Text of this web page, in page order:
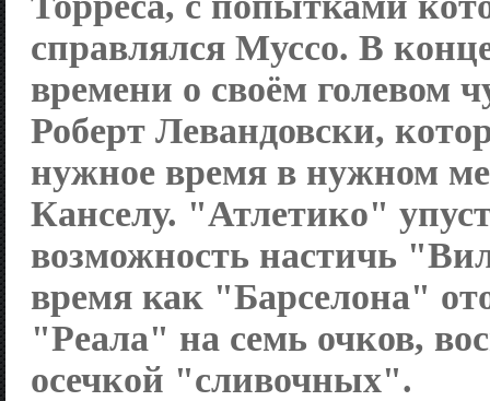
справлялся Муссо. В
времени о своём голевом
Роберт Левандовски,
нужное время в нужном
Канселу. "Атлетико"
возможность настичь
время как "Барселона"
"Реала" на семь очков,
осечкой "сливочных".